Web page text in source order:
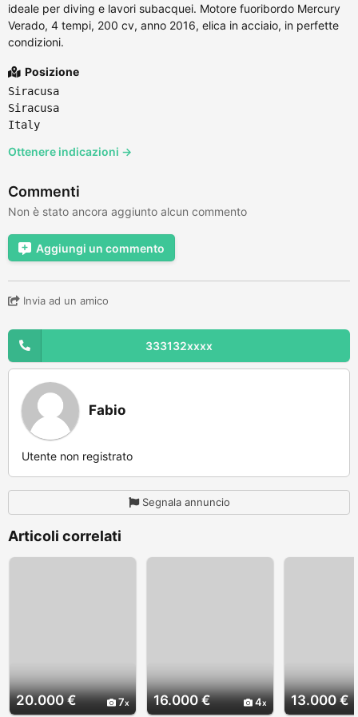
ideale per diving e lavori subacquei. Motore fuoribordo Mercury
Verado, 4 tempi, 200 cv, anno 2016, elica in acciaio, in perfette
condizioni.
Posizione
Siracusa
Siracusa
Italy
Ottenere indicazioni →
Commenti
Non è stato ancora aggiunto alcun commento
Aggiungi un commento
Invia ad un amico
333132xxxx
Fabio
Utente non registrato
Segnala annuncio
Articoli correlati
20.000 € 7 16.000 € 4 13.000 €